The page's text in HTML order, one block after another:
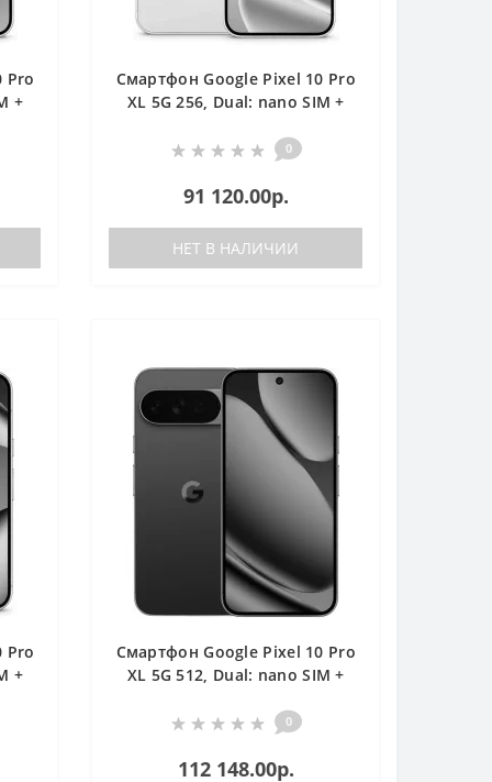
Pro
+
Смартфон Google Pixel 10 Pro
XL 5G 256, Dual: nano SIM +
0
91 120.00р.
НЕТ В НАЛИЧИИ
Pro
+
Смартфон Google Pixel 10 Pro
XL 5G 512, Dual: nano SIM +
0
112 148.00р.